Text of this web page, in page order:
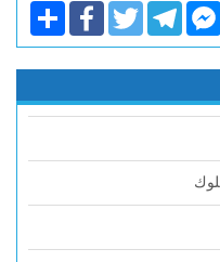
ShareFacebookTwitterTelegramFacebook
Messenger